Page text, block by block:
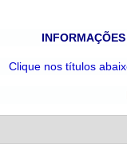
Clique nos títulos